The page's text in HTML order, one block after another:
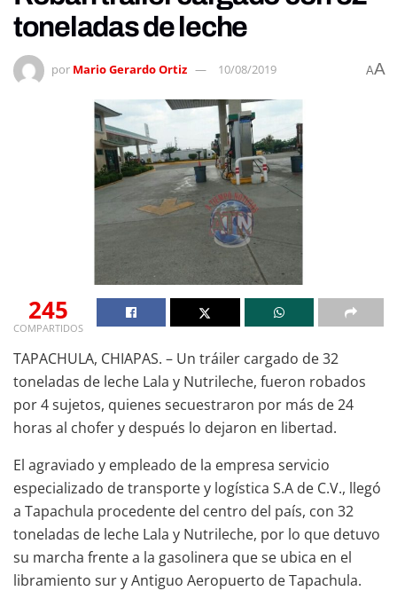
toneladas de leche
por Mario Gerardo Ortiz 10/08/2019 AA
245
COMPARTIDOS
TAPACHULA, CHIAPAS. – Un tráiler cargado de 32
toneladas de leche Lala y Nutrileche, fueron robados
por 4 sujetos, quienes secuestraron por más de 24
horas al chofer y después lo dejaron en libertad.
El agraviado y empleado de la empresa servicio
especializado de transporte y logística S.A de C.V., llegó
a Tapachula procedente del centro del país, con 32
toneladas de leche Lala y Nutrileche, por lo que detuvo
su marcha frente a la gasolinera que se ubica en el
libramiento sur y Antiguo Aeropuerto de Tapachula.